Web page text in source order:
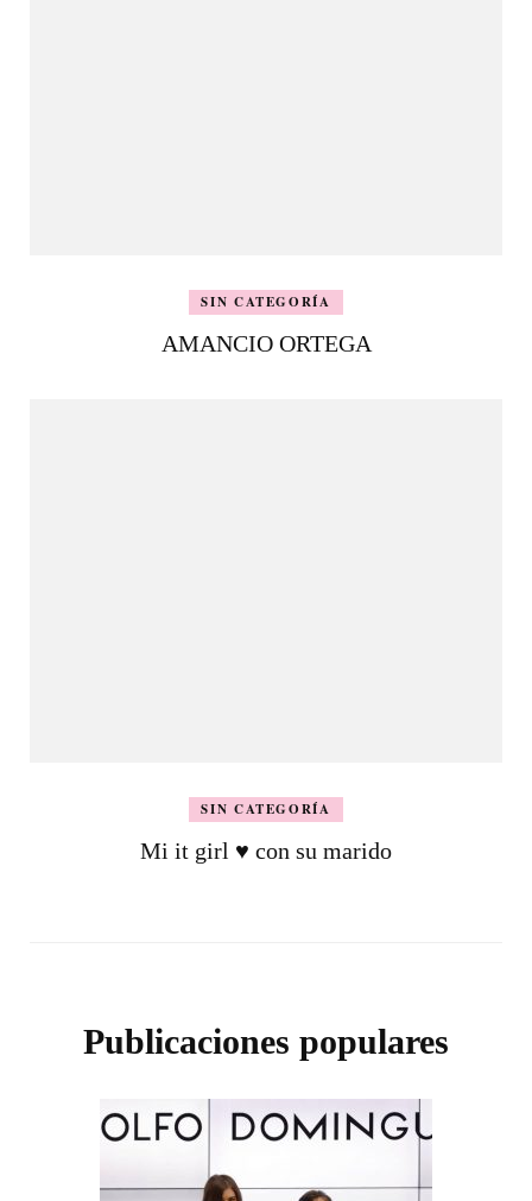
SIN CATEGORÍA
AMANCIO ORTEGA
SIN CATEGORÍA
Mi it girl ♥ con su marido
Publicaciones populares